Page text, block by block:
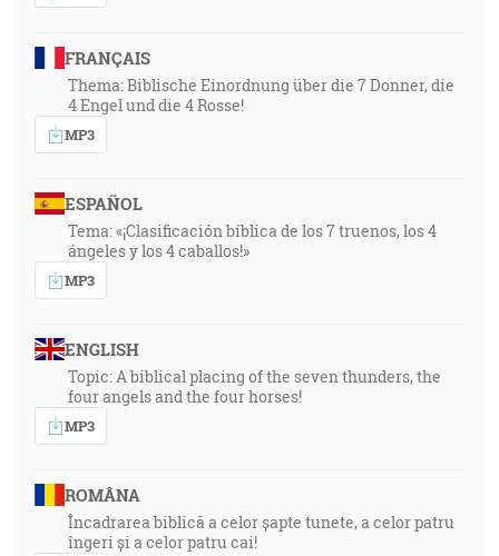
FRANÇAIS
Thema: Biblische Einordnung über die 7 Donner, die
4 Engel und die 4 Rosse!
MP3
ESPAÑOL
Tema: «¡Clasificación bíblica de los 7 truenos, los 4
ángeles y los 4 caballos!»
MP3
ENGLISH
Topic: A biblical placing of the seven thunders, the
four angels and the four horses!
MP3
ROMÂNA
Încadrarea biblică a celor șapte tunete, a celor patru
îngeri și a celor patru cai!